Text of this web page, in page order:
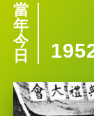
當
年
今
日